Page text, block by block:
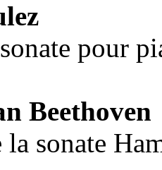
pour
Beethoven
la sonate